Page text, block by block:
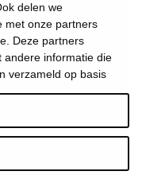
delen we
met onze partners
Deze partners
andere informatie die
verzameld op basis